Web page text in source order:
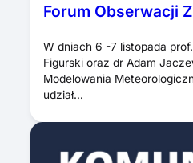
Forum Obserwacji
W dniach 6 -7 listopada
Figurski oraz dr Adam
Modelowania
udział…